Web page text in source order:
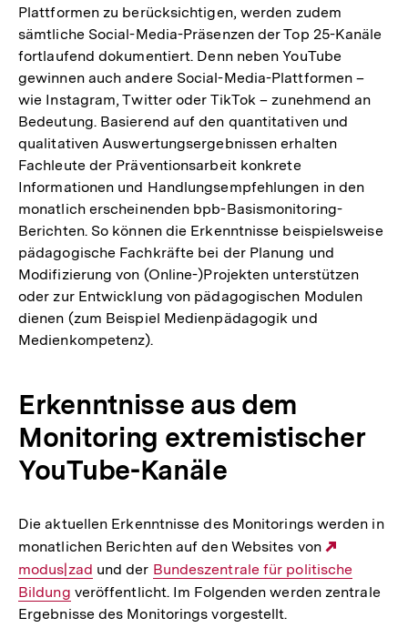
Plattformen zu berücksichtigen, werden zudem
sämtliche Social-Media-Präsenzen der Top 25-Kanäle
fortlaufend dokumentiert. Denn neben YouTube
gewinnen auch andere Social-Media-Plattformen –
wie Instagram, Twitter oder TikTok – zunehmend an
Bedeutung. Basierend auf den quantitativen und
qualitativen Auswertungsergebnissen erhalten
Fachleute der Präventionsarbeit konkrete
Informationen und Handlungsempfehlungen in den
monatlich erscheinenden bpb-Basismonitoring-
Berichten. So können die Erkenntnisse beispielsweise
pädagogische Fachkräfte bei der Planung und
Modifizierung von (Online-)Projekten unterstützen
oder zur Entwicklung von pädagogischen Modulen
dienen (zum Beispiel Medienpädagogik und
Medienkompetenz).
Erkenntnisse aus dem
Monitoring extremistischer
YouTube-Kanäle
Die aktuellen Erkenntnisse des Monitorings werden in
monatlichen Berichten auf den Websites von
Link:
modus|zad und der Interner
Link:
Bundeszentrale für politische
Bildung veröffentlicht. Im Folgenden werden zentrale
Ergebnisse des Monitorings vorgestellt.